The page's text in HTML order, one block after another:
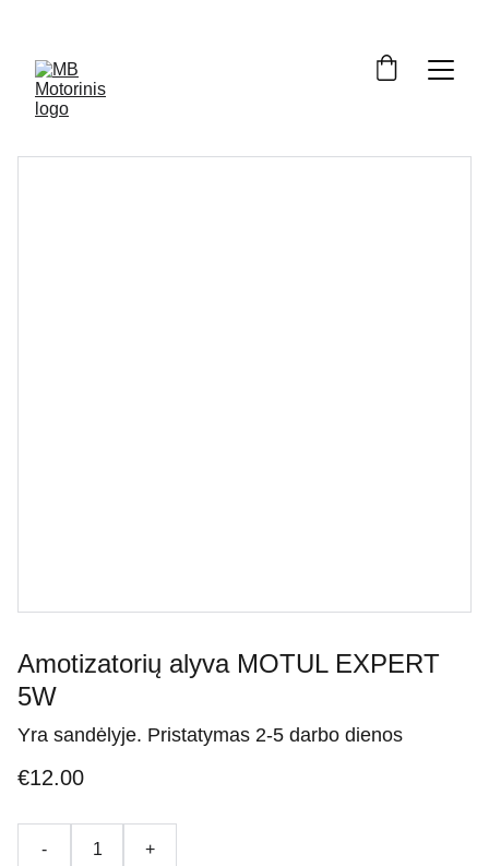
Amotizatorių alyva MOTUL EXPERT
5W
Yra sandėlyje. Pristatymas 2-5 darbo dienos
€12.00
- +